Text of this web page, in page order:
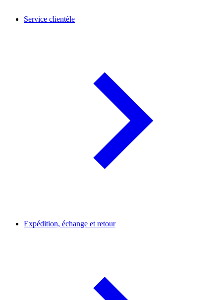
Service clientèle
Expédition, échange et retour